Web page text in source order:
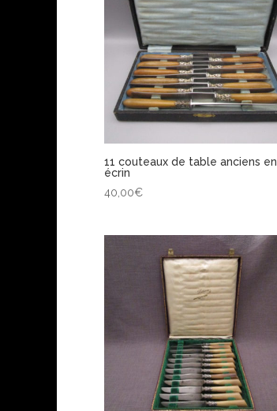
11 couteaux de table anciens en
écrin
40,00€